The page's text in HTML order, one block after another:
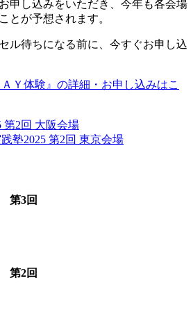
申し込みをいただき、今年も各会場
とが予想されます。
ル待ちになる前に、今すぐお申し込
Ｙ体験』の詳細・お申し込みはこ
第2回 大阪会場
塾2025 第2回 東京会場
第3回
第2回